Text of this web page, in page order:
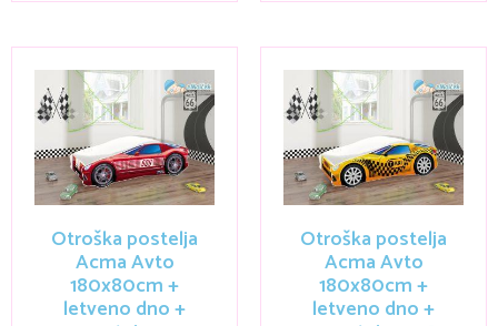
Otroška postelja
Acma Avto
180x80cm +
letveno dno +
Otroška postelja
Acma Avto
180x80cm +
letveno dno +